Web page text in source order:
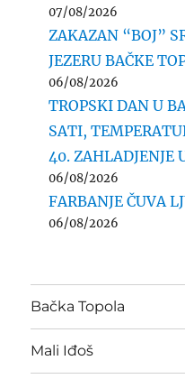
07/08/2026
ZAKAZAN “BOJ”
JEZERU BAČKE
06/08/2026
TROPSKI DAN U
SATI,
40. ZAHLADJENJE
06/08/2026
FARBANJE ČUVA
06/08/2026
Bačka Topola
Mali Iđoš